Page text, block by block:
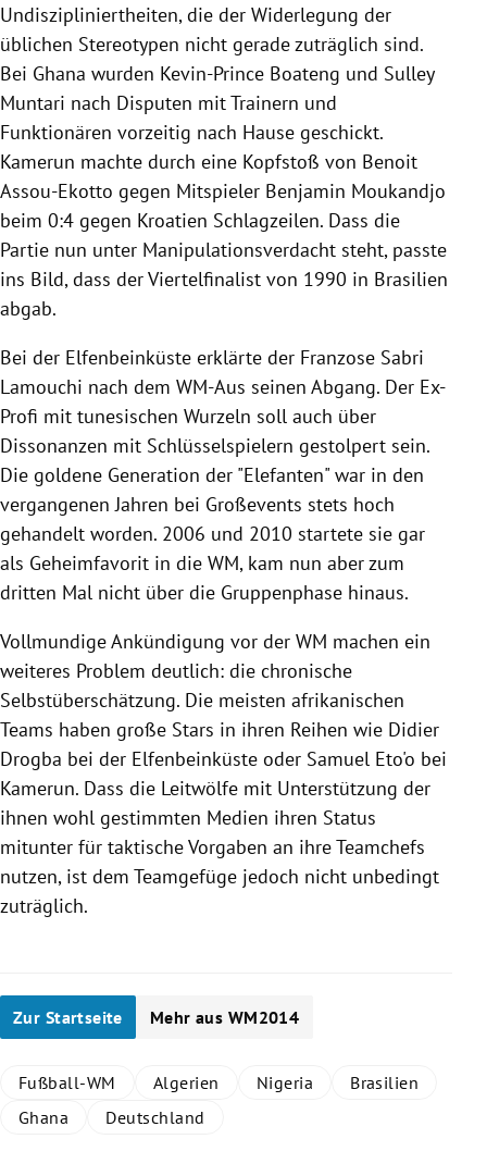
Undiszipliniertheiten, die der Widerlegung der
üblichen Stereotypen nicht gerade zuträglich sind.
Bei Ghana wurden Kevin-Prince Boateng und Sulley
Muntari nach Disputen mit Trainern und
Funktionären vorzeitig nach Hause geschickt.
Kamerun machte durch eine Kopfstoß von Benoit
Assou-Ekotto gegen Mitspieler Benjamin Moukandjo
beim 0:4 gegen Kroatien Schlagzeilen. Dass die
Partie nun unter Manipulationsverdacht steht, passte
ins Bild, dass der Viertelfinalist von 1990 in Brasilien
abgab.
Bei der Elfenbeinküste erklärte der Franzose Sabri
Lamouchi nach dem WM-Aus seinen Abgang. Der Ex-
Profi mit tunesischen Wurzeln soll auch über
Dissonanzen mit Schlüsselspielern gestolpert sein.
Die goldene Generation der "Elefanten" war in den
vergangenen Jahren bei Großevents stets hoch
gehandelt worden. 2006 und 2010 startete sie gar
als Geheimfavorit in die WM, kam nun aber zum
dritten Mal nicht über die Gruppenphase hinaus.
Vollmundige Ankündigung vor der WM machen ein
weiteres Problem deutlich: die chronische
Selbstüberschätzung. Die meisten afrikanischen
Teams haben große Stars in ihren Reihen wie Didier
Drogba bei der Elfenbeinküste oder Samuel Eto'o bei
Kamerun. Dass die Leitwölfe mit Unterstützung der
ihnen wohl gestimmten Medien ihren Status
mitunter für taktische Vorgaben an ihre Teamchefs
nutzen, ist dem Teamgefüge jedoch nicht unbedingt
zuträglich.
Zur Startseite Mehr aus WM2014
Fußball-WM Algerien Nigeria
Brasilien
Ghana
Deutschland